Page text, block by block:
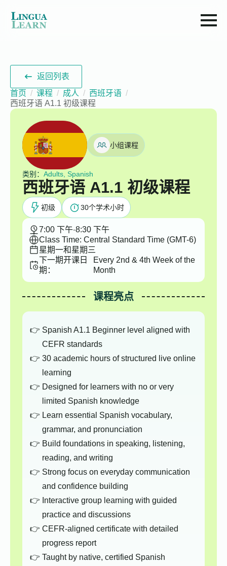
返回列表
首页
课程 成人
西班牙语
西班牙语 A1.1 初级课程
小组课程
类别： Adults, Spanish
西班牙语 A1.1 初级课程
初级 30个学术小时
7:00 下午-8:30 下午
Class Time: Central Standard Time (GMT-6)
星期一和星期三
下一期开课日
期：
Every 2nd & 4th Week of the
Month
课程亮点
Spanish A1.1 Beginner level aligned with
CEFR standards
30 academic hours of structured live online
learning
Designed for learners with no or very
limited Spanish knowledge
Learn essential Spanish vocabulary,
grammar, and pronunciation
Build foundations in speaking, listening,
reading, and writing
Strong focus on everyday communication
and confidence building
Interactive group learning with guided
practice and discussions
CEFR-aligned certificate with detailed
progress report
Taught by native, certified Spanish